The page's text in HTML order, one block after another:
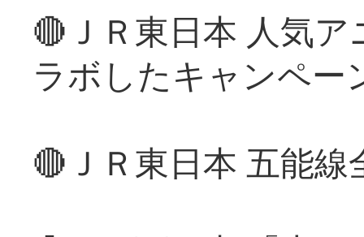
🔴ＪＲ東日本 人気
ラボしたキャンペー
🔴ＪＲ東日本 五能